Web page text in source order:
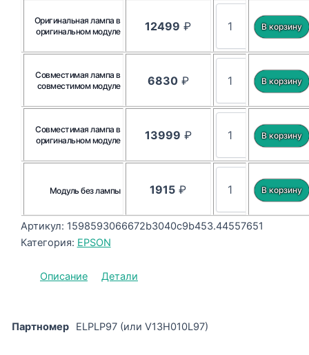
Оригинальная лампа в
оригинальном модуле
12499 ₽
Совместимая лампа в
совместимом модуле
6830₽
Совместимая лампа в
оригинальном модуле
13999 ₽
Модуль без лампы 1915 ₽
Артикул: 1598593066672b3040c9b453.44557651
Категория: EPSON
Описание Детали
Партномер ELPLP97 (или V13H010L97)